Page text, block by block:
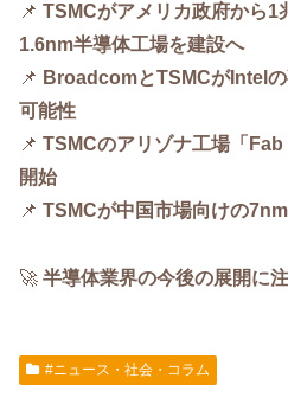
📌 TSMCがアメリカ政府から1
1.6nm半導体工場を建設へ
📌 BroadcomとTSMCがIntel
可能性
📌 TSMCのアリゾナ工場「
開始
📌 TSMCが中国市場向けの
🚀 半導体業界の今後の展開に
#ニュース・社会・コラム